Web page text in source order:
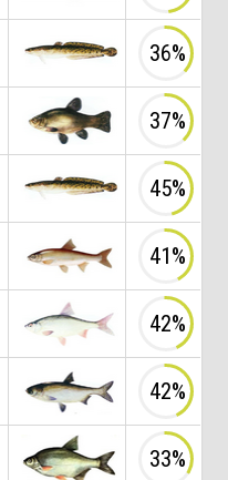
36%
37%
45%
41%
42%
42%
33%